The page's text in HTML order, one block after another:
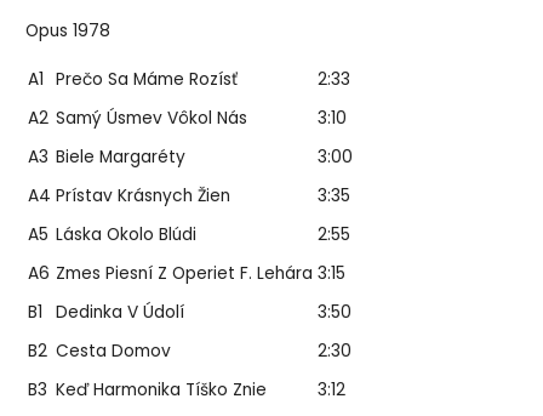
Opus 1978
A1 Prečo Sa Máme Rozísť
2:33
A2 Samý Úsmev Vôkol Nás
3:10
A3 Biele Margaréty
3:00
A4 Prístav Krásnych Žien
3:35
A5 Láska Okolo Blúdi
2:55
A6 Zmes Piesní Z Operiet F. Lehára 3:15
B1
Dedinka V Údolí
3:50
B2 Cesta Domov
2:30
B3 Keď Harmonika Tíško Znie
3:12